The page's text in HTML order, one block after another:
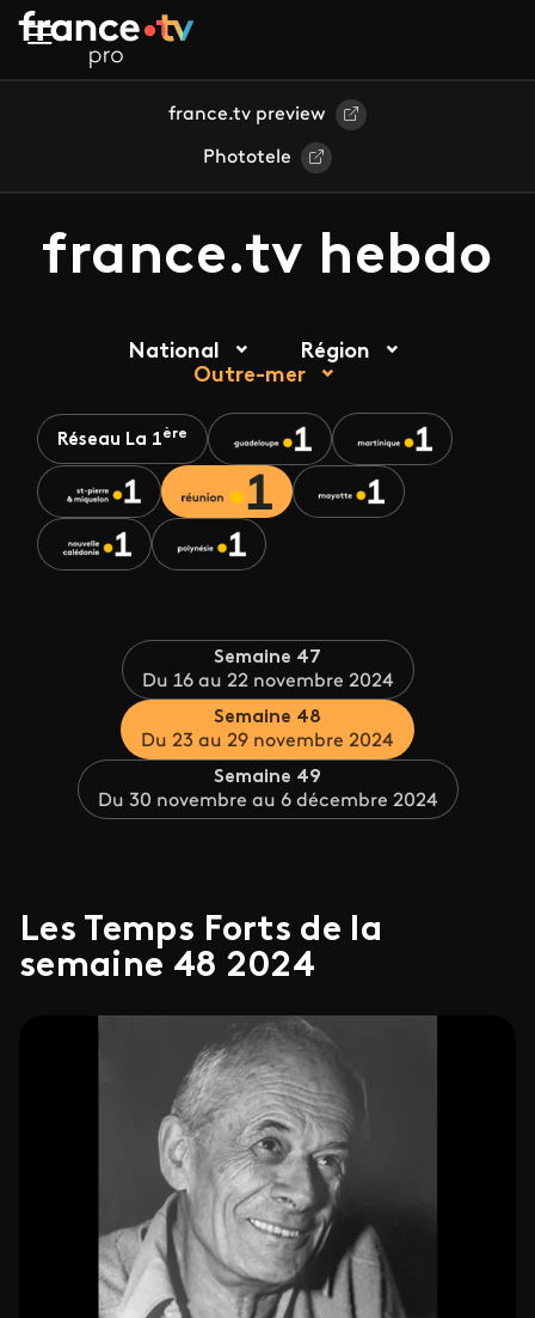
Aller au contenu principal
france.tv preview
Phototele
france.tv hebdo
National
Région
Outre-mer
Réseau La 1ère
Semaine 47
Du 16 au 22 novembre 2024
Semaine 48
Du 23 au 29 novembre 2024
Semaine 49
Du 30 novembre au 6 décembre 2024
Les Temps Forts de la
semaine 48 2024